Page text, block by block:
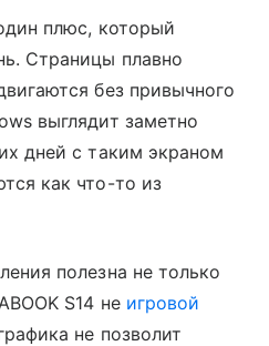
плюс, который
Страницы плавно
без привычного
выглядит заметно
дней с таким экраном
как что-то из
полезна не только
S14 не игровой
не позволит